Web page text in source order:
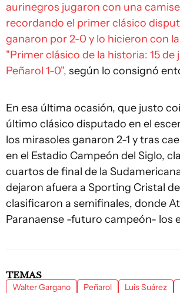
aurinegros jugaron con una
recordando el primer clásico
ganaron por 2-0 y lo hicieron con
"Primer clásico de la historia: 15 de
Peñarol 1-0", según lo consignó
En esa última ocasión, que justo
último clásico disputado en el
los mirasoles ganaron 2-1 y tras
en el Estadio Campeón del Siglo,
cuartos de final de la
dejaron afuera a Sporting Cristal
clasificaron a semifinales, donde
Paranaense -futuro campeón- los
TEMAS
Walter Gargano Peñarol Luis Suárez